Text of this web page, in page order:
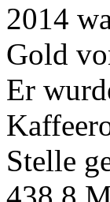
2014
Gold
Er
Stelle